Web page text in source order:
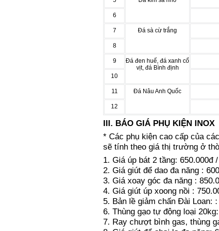
6
7 Đá sà cừ trắng
8
9
Đá đen huế, đá xanh cổ
vịt, đá Bình định
10
11 Đá Nâu Anh Quốc
12
III. BÁO GIÁ PHỤ KIỆN INOX
* Các phụ kiện cao cấp của
sẽ tính theo giá thị trường ở
1. Giá úp bát 2 tầng: 650.000đ
2. Giá giút để dao đa năng :
3. Giá xoay góc đa năng :
4. Giá giút úp xoong nồi :
5. Bản lề giảm chấn Đài Loan:
6. Thùng gạo tự động loại
7. Ray chượt bình gas, thùng